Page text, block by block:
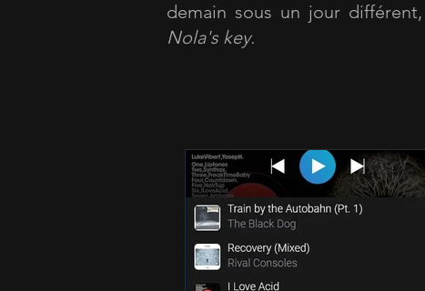
demain sous un jour
Nola's key.